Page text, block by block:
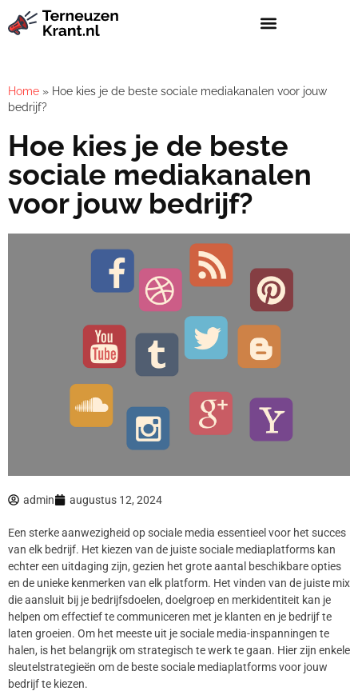
Home » Hoe kies je de beste sociale mediakanalen voor jouw
bedrijf?
Hoe kies je de beste
sociale mediakanalen
voor jouw bedrijf?
admin augustus 12, 2024
Een sterke aanwezigheid op sociale media essentieel voor het succes
van elk bedrijf. Het kiezen van de juiste sociale mediaplatforms kan
echter een uitdaging zijn, gezien het grote aantal beschikbare opties
en de unieke kenmerken van elk platform. Het vinden van de juiste mix
die aansluit bij je bedrijfsdoelen, doelgroep en merkidentiteit kan je
helpen om effectief te communiceren met je klanten en je bedrijf te
laten groeien. Om het meeste uit je sociale media-inspanningen te
halen, is het belangrijk om strategisch te werk te gaan. Hier zijn enkele
sleutelstrategieën om de beste sociale mediaplatforms voor jouw
bedrijf te kiezen.